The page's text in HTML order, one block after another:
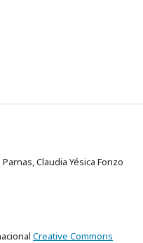
Claudia Yésica Fonzo
Creative Commons